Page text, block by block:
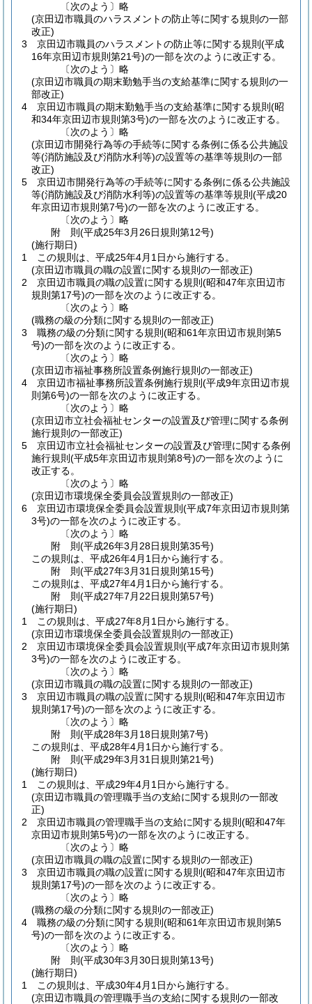
〔次のよう〕略
(京田辺市職員のハラスメントの防止等に関する規則の一部
改正)
3
京田辺市職員のハラスメントの防止等に関する規則 (平成
16年京田辺市規則第21号)の一部を次のように改正する。
〔次のよう〕略
(京田辺市職員の期末勤勉手当の支給基準に関する規則の一
部改正)
4
京田辺市職員の期末勤勉手当の支給基準に関する規則 (昭
和34年京田辺市規則第3号)の一部を次のように改正する。
〔次のよう〕略
(京田辺市開発行為等の手続等に関する条例に係る公共施設
等(消防施設及び消防水利等)の設置等の基準等規則の一部
改正)
5
京田辺市開発行為等の手続等に関する条例に係る公共施設
等(消防施設及び消防水利等)の設置等の基準等規則 (平成20
年京田辺市規則第7号)の一部を次のように改正する。
〔次のよう〕略
附 則(平成25年3月26日規則第12号)
(施行期日)
1
この規則は、平成25年4月1日から施行する。
(京田辺市職員の職の設置に関する規則の一部改正)
2
京田辺市職員の職の設置に関する規則 (昭和47年京田辺市
規則第17号)の一部を次のように改正する。
〔次のよう〕略
(職務の級の分類に関する規則の一部改正)
3
職務の級の分類に関する規則 (昭和61年京田辺市規則第5
号)の一部を次のように改正する。
〔次のよう〕略
(京田辺市福祉事務所設置条例施行規則の一部改正)
4
京田辺市福祉事務所設置条例施行規則 (平成9年京田辺市規
則第6号)の一部を次のように改正する。
〔次のよう〕略
(京田辺市立社会福祉センターの設置及び管理に関する条例
施行規則の一部改正)
5
京田辺市立社会福祉センターの設置及び管理に関する条例
施行規則 (平成5年京田辺市規則第8号)の一部を次のように
改正する。
〔次のよう〕略
(京田辺市環境保全委員会設置規則の一部改正)
6
京田辺市環境保全委員会設置規則 (平成7年京田辺市規則第
3号)の一部を次のように改正する。
〔次のよう〕略
附 則(平成26年3月28日規則第35号)
この規則は、平成26年4月1日から施行する。
附 則(平成27年3月31日規則第15号)
この規則は、平成27年4月1日から施行する。
附 則(平成27年7月22日規則第57号)
(施行期日)
1
この規則は、平成27年8月1日から施行する。
(京田辺市環境保全委員会設置規則の一部改正)
2
京田辺市環境保全委員会設置規則 (平成7年京田辺市規則第
3号)の一部を次のように改正する。
〔次のよう〕略
(京田辺市職員の職の設置に関する規則の一部改正)
3
京田辺市職員の職の設置に関する規則 (昭和47年京田辺市
規則第17号)の一部を次のように改正する。
〔次のよう〕略
附 則(平成28年3月18日規則第7号)
この規則は、平成28年4月1日から施行する。
附 則(平成29年3月31日規則第21号)
(施行期日)
1
この規則は、平成29年4月1日から施行する。
(京田辺市職員の管理職手当の支給に関する規則の一部改
正)
2
京田辺市職員の管理職手当の支給に関する規則 (昭和47年
京田辺市規則第5号)の一部を次のように改正する。
〔次のよう〕略
(京田辺市職員の職の設置に関する規則の一部改正)
3
京田辺市職員の職の設置に関する規則 (昭和47年京田辺市
規則第17号)の一部を次のように改正する。
〔次のよう〕略
(職務の級の分類に関する規則の一部改正)
4
職務の級の分類に関する規則 (昭和61年京田辺市規則第5
号)の一部を次のように改正する。
〔次のよう〕略
附 則(平成30年3月30日規則第13号)
(施行期日)
1
この規則は、平成30年4月1日から施行する。
(京田辺市職員の管理職手当の支給に関する規則の一部改